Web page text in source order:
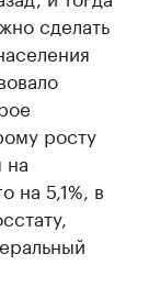
сделать
росту
на
на 5,1%, в